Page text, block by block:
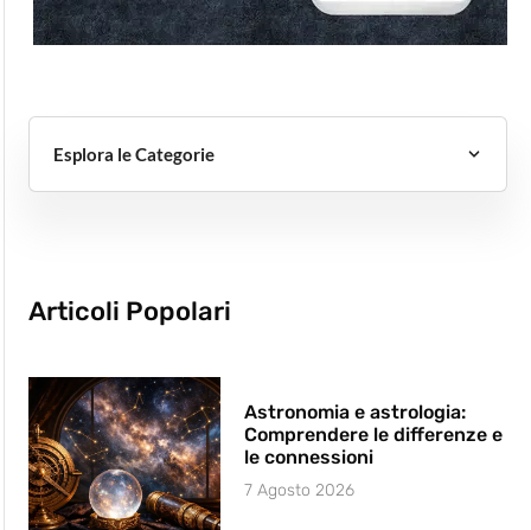
Esplora le Categorie
Articoli Popolari
Astronomia e astrologia:
Comprendere le differenze e
le connessioni
7 Agosto 2026